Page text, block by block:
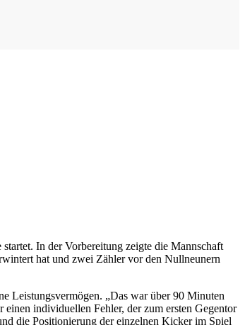
In der Vorbereitung zeigte die Mannschaft
hat und zwei Zähler vor den Nullneunern
Leistungsvermögen. „Das war über 90 Minuten
individuellen Fehler, der zum ersten Gegentor
die Positionierung der einzelnen Kicker im Spiel